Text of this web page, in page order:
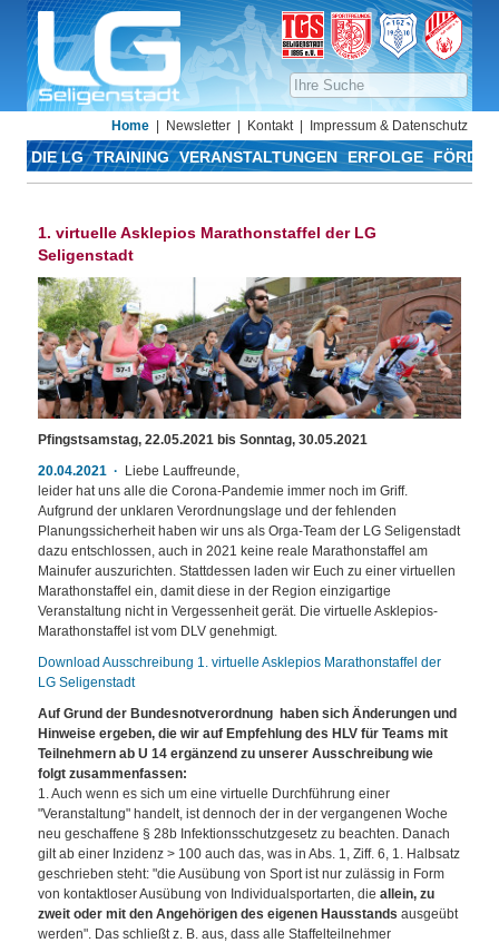
Home Newsletter Kontakt Impressum & Datenschutz
DIE LG TRAINING VERANSTALTUNGEN ERFOLGE
1. virtuelle Asklepios Marathonstaffel der LG
Seligenstadt
Pfingstsamstag, 22.05.2021 bis Sonntag, 30.05.2021
20.04.2021
Liebe Lauffreunde,
leider hat uns alle die Corona-Pandemie immer noch im Griff.
Aufgrund der unklaren Verordnungslage und der fehlenden
Planungssicherheit haben wir uns als Orga-Team der LG Seligenstadt
dazu entschlossen, auch in 2021 keine reale Marathonstaffel am
Mainufer auszurichten. Stattdessen laden wir Euch zu einer virtuellen
Marathonstaffel ein, damit diese in der Region einzigartige
Veranstaltung nicht in Vergessenheit gerät. Die virtuelle Asklepios-
Marathonstaffel ist vom DLV genehmigt.
Download Ausschreibung 1. virtuelle Asklepios Marathonstaffel der
LG Seligenstadt
Auf Grund der Bundesnotverordnung haben sich Änderungen und
Hinweise ergeben, die wir auf Empfehlung des HLV für Teams mit
Teilnehmern ab U 14 ergänzend zu unserer Ausschreibung wie
folgt zusammenfassen:
1. Auch wenn es sich um eine virtuelle Durchführung einer
"Veranstaltung" handelt, ist dennoch der in der vergangenen Woche
neu geschaffene § 28b Infektionsschutzgesetz zu beachten. Danach
gilt ab einer Inzidenz > 100 auch das, was in Abs. 1, Ziff. 6, 1. Halbsatz
geschrieben steht: "die Ausübung von Sport ist nur zulässig in Form
von kontaktloser Ausübung von Individualsportarten, die allein, zu
zweit oder mit den Angehörigen des eigenen Hausstands ausgeübt
werden". Das schließt z. B. aus, dass alle Staffelteilnehmer